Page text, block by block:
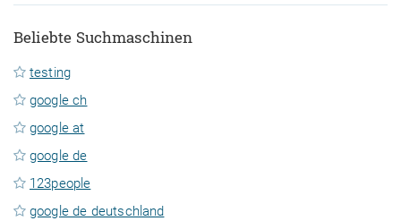
Beliebte Suchmaschinen
testing
google ch
google at
google de
123people
google de deutschland